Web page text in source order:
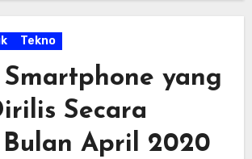
Tekno
yang
Secara
April 2020